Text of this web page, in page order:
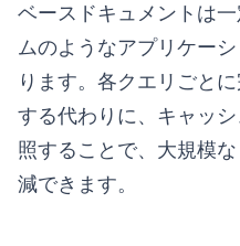
ベースドキュメントは
ムのようなアプリケー
ります。各クエリごと
する代わりに、キャッ
照することで、大規模
減できます。